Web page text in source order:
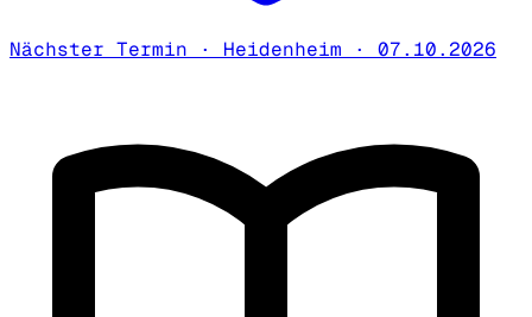
Nächster Termin · Heidenheim · 07.10.2026